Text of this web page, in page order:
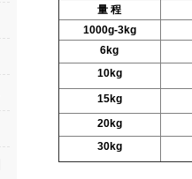
量 程
1000g-3kg
6kg
10kg
15kg
20kg
30kg